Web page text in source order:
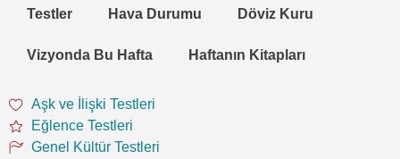
Testler Hava Durumu Döviz Kuru
Vizyonda Bu Hafta Haftanın Kitapları
Aşk ve İlişki Testleri
Eğlence Testleri
Genel Kültür Testleri